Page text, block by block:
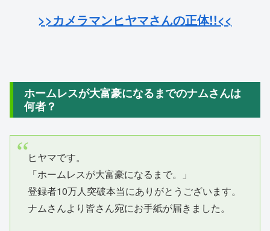
>>カメラマンヒヤマさんの正体!!<<
ホームレスが大富豪になるまでのナムさんは
何者？
ヒヤマです。
「ホームレスが大富豪になるまで。」
登録者10万人突破本当にありがとうございます。
ナムさんより皆さん宛にお手紙が届きました。